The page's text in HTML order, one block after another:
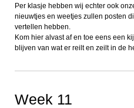
Per klasje hebben wij echter ook
nieuwtjes en weetjes zullen posten
vertellen hebben.
Kom hier alvast af en toe eens een
blijven van wat er reilt en zeilt in de
Week 11